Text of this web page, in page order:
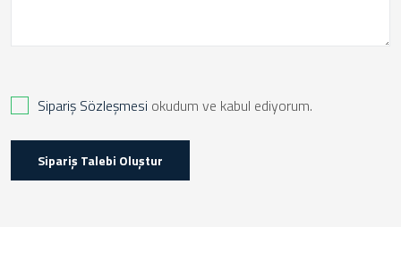
Sipariş Sözleşmesi okudum ve kabul ediyorum.
Sipariş Talebi Oluştur